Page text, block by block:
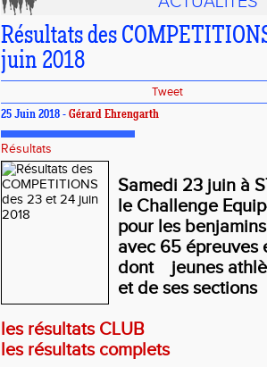
Résultats des
juin 2018
Tweet
25 Juin 2018 - Gérard Ehrengarth
Résultats
Samedi 23 juin à
le Challenge
pour les
avec 65 épreuves
dont jeunes
et de ses sections
les résultats CLUB
les résultats complets